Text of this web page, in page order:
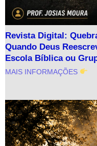
Revista Digital:
Quando Deus
Escola Bíblica ou
MAIS INFORMAÇÕES